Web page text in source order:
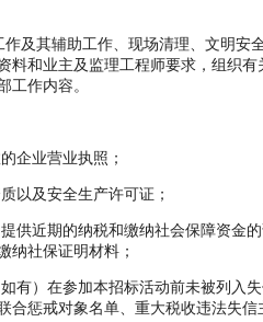
其辅助工作、现场清理、文明安全
和业主及监理工程师要求，组织
作内容。
企业营业执照；
及安全生产许可证；
近期的纳税和缴纳社会保障资金
纳社保证明材料；
）在参加本招标活动前未被列入
惩戒对象名单、重大税收违法失信